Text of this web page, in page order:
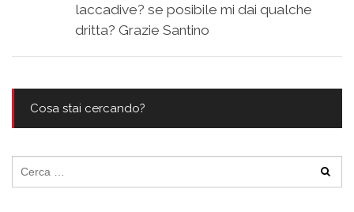
laccadive? se posibile mi dai qualche
dritta? Grazie Santino
Cosa stai cercando?
per: